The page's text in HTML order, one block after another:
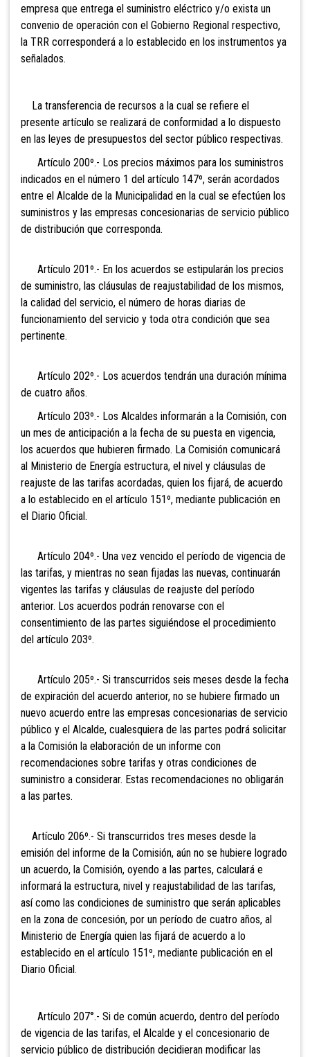
empresa que entrega el suministro eléctrico y/o exista un
convenio de operación con el Gobierno Regional respectivo,
la TRR corresponderá a lo establecido en los instrumentos ya
señalados.
La transferencia de recursos a la cual se refiere el
presente artículo se realizará de conformidad a lo dispuesto
en las leyes de presupuestos del sector público respectivas.
Artículo 200º.- Los precios máximos para los suministros
indicados en el número 1 del artículo 147º, serán acordados
entre el Alcalde de la Municipalidad en la cual se efectúen los
suministros y las empresas concesionarias de servicio público
de distribución que corresponda.
Artículo 201º.- En los acuerdos se estipularán los precios
de suministro, las cláusulas de reajustabilidad de los mismos,
la calidad del servicio, el número de horas diarias de
funcionamiento del servicio y toda otra condición que sea
pertinente.
Artículo 202º.- Los acuerdos tendrán una duración mínima
de cuatro años.
Artículo 203º.- Los Alcaldes informarán a la Comisión, con
un mes de anticipación a la fecha de su puesta en vigencia,
los acuerdos que hubieren firmado. La Comisión comunicará
al Ministerio de Energía estructura, el nivel y cláusulas de
reajuste de las tarifas acordadas, quien los fijará, de acuerdo
a lo establecido en el artículo 151º, mediante publicación en
el Diario Oficial.
Artículo 204º.- Una vez vencido el período de vigencia de
las tarifas, y mientras no sean fijadas las nuevas, continuarán
vigentes las tarifas y cláusulas de reajuste del período
anterior. Los acuerdos podrán renovarse con el
consentimiento de las partes siguiéndose el procedimiento
del artículo 203º.
Artículo 205º.- Si transcurridos seis meses desde la fecha
de expiración del acuerdo anterior, no se hubiere firmado un
nuevo acuerdo entre las empresas concesionarias de servicio
público y el Alcalde, cualesquiera de las partes podrá solicitar
a la Comisión la elaboración de un informe con
recomendaciones sobre tarifas y otras condiciones de
suministro a considerar. Estas recomendaciones no obligarán
a las partes.
Artículo 206º.- Si transcurridos tres meses desde la
emisión del informe de la Comisión, aún no se hubiere logrado
un acuerdo, la Comisión, oyendo a las partes, calculará e
informará la estructura, nivel y reajustabilidad de las tarifas,
así como las condiciones de suministro que serán aplicables
en la zona de concesión, por un período de cuatro años, al
Ministerio de Energía quien las fijará de acuerdo a lo
establecido en el artículo 151º, mediante publicación en el
Diario Oficial.
Artículo 207°.- Si de común acuerdo, dentro del período
de vigencia de las tarifas, el Alcalde y el concesionario de
servicio público de distribución decidieran modificar las